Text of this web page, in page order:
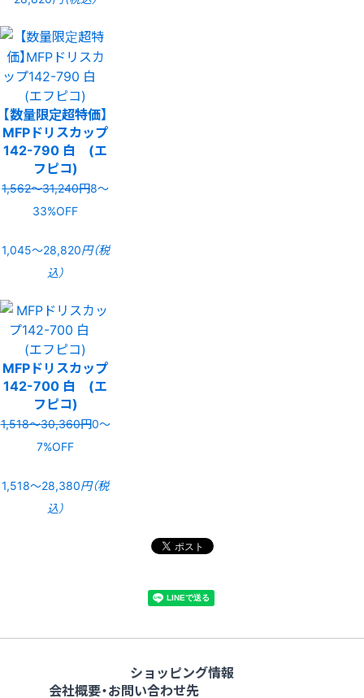
【数量限定超特価】
MFPドリスカップ
142-790 白 (エ
フピコ)
1,562〜31,240円8〜
33%OFF
1,045〜28,820円（税
込）
MFPドリスカップ
142-700 白 (エ
フピコ)
1,518〜30,360円0〜
7%OFF
1,518〜28,380円（税
込）
ショッピング情報
会社概要・お問い合わせ先